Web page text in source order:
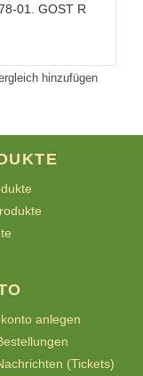
01. GOST R
hinzufügen
anlegen
(Tickets)